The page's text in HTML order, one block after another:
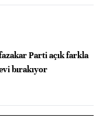
Parti açık farkla
bırakıyor